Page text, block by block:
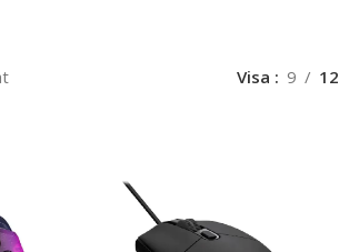
Visa 9 12